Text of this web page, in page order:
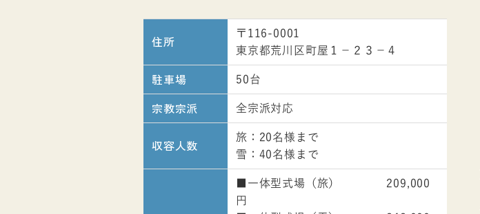
住所
〒116-0001
東京都荒川区町屋１－２３－４
駐車場 50台
宗教宗派 全宗派対応
収容人数
旅：20名様まで
雪：40名様まで
■一体型式場（旅） 209,000
円